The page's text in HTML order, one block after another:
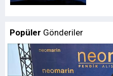
Popüler Gönderiler